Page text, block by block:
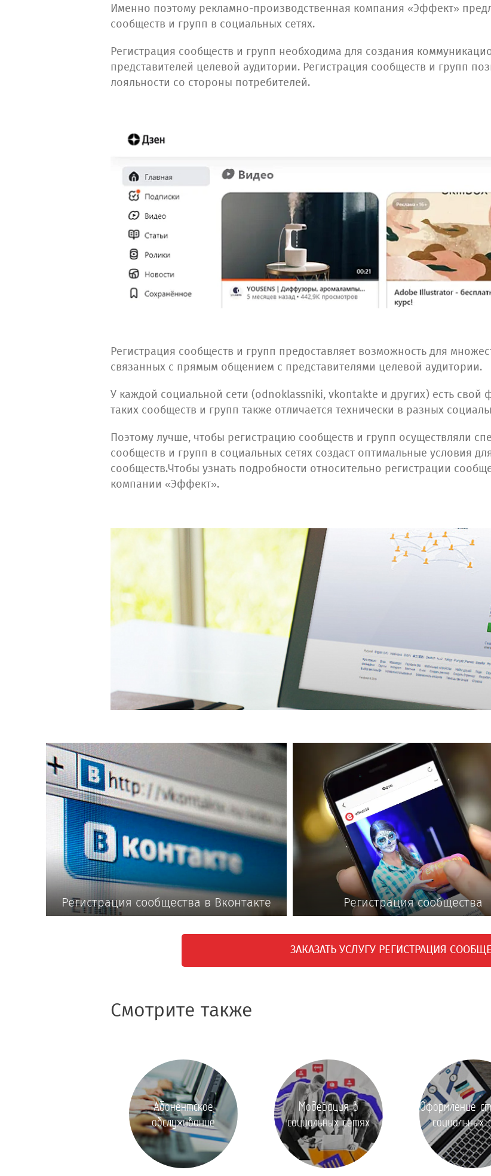
Именно поэтому рекламно-производственная компания «Эффект»
сообществ и групп в социальных сетях.
Регистрация сообществ и групп необходима для создания
представителей целевой аудитории. Регистрация сообществ и групп
лояльности со стороны потребителей.
Регистрация сообществ и групп предоставляет возможность для
связанных с прямым общением с представителями целевой аудитории.
У каждой социальной сети (odnoklassniki, vkontakte и других) есть свой
таких сообществ и групп также отличается технически в разных
Поэтому лучше, чтобы регистрацию сообществ и групп осуществляли
сообществ и групп в социальных сетях создаст оптимальные условия
сообществ.Чтобы узнать подробности относительно регистрации
компании «Эффект».
Регистрация сообщества в Вконтакте Регистрация сообщества
ЗАКАЗАТЬ УСЛУГУ РЕГИСТРАЦИЯ
Смотрите также
Абонентское
обслуживание
Модерация в
социальных сетях
Оформление
социальных